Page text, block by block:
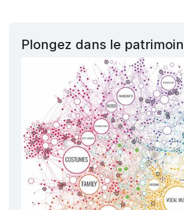
Plongez dans le